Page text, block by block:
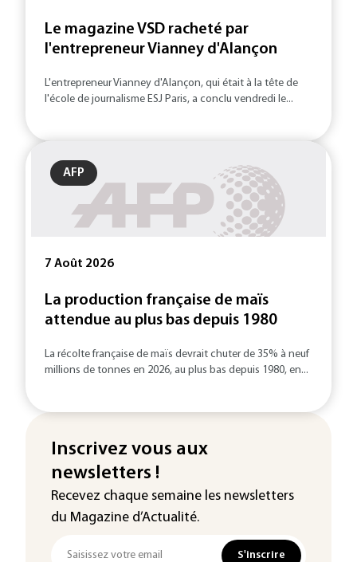
Le magazine VSD racheté par
l'entrepreneur Vianney d'Alançon
L'entrepreneur Vianney d'Alançon, qui était à la tête de
l'école de journalisme ESJ Paris, a conclu vendredi le...
AFP
7 Août 2026
La production française de maïs
attendue au plus bas depuis 1980
La récolte française de maïs devrait chuter de 35% à neuf
millions de tonnes en 2026, au plus bas depuis 1980, en...
Inscrivez vous aux
newsletters !
Recevez chaque semaine les newsletters
du Magazine d’Actualité.
S'inscrire